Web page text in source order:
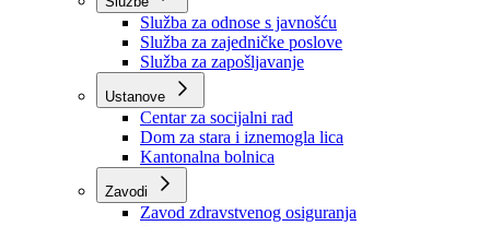
Organizacije
Službe
Služba za odnose s javnošću
Služba za zajedničke poslove
Služba za zapošljavanje
Ustanove
Centar za socijalni rad
Dom za stara i iznemogla lica
Kantonalna bolnica